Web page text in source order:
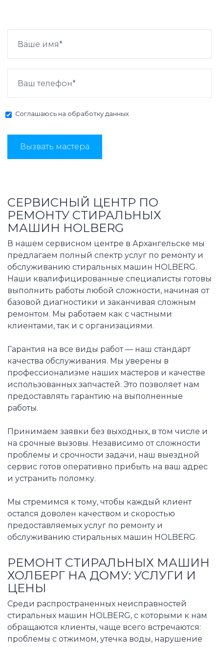
Соглашаюсь на обработку данных
Вызвать мастера
СЕРВИСНЫЙ ЦЕНТР ПО
РЕМОНТУ СТИРАЛЬНЫХ
МАШИН HOLBERG
В нашем сервисном центре в Архангельске мы
предлагаем полный спектр услуг по ремонту и
обслуживанию стиральных машин HOLBERG.
Наши квалифицированные специалисты готовы
выполнить работы любой сложности, начиная от
базовой диагностики и заканчивая сложным
ремонтом. Мы работаем как с частными
клиентами, так и с организациями.
Гарантия на все виды работ — наш стандарт
качества обслуживания. Мы уверены в
профессионализме наших мастеров и качестве
использованных запчастей. Это позволяет нам
предоставлять гарантию на выполненные
работы.
Принимаем заявки без выходных, в том числе и
на срочные вызовы. Независимо от сложности
проблемы и срочности задачи, наш выездной
сервис готов оперативно прибыть на ваш адрес
и устранить поломку.
Мы стремимся к тому, чтобы каждый клиент
остался доволен качеством и скоростью
предоставляемых услуг по ремонту и
обслуживанию стиральных машин HOLBERG.
РЕМОНТ СТИРАЛЬНЫХ МАШИН
ХОЛБЕРГ НА ДОМУ: УСЛУГИ И
ЦЕНЫ
Среди распространенных неисправностей
стиральных машин HOLBERG, с которыми к нам
обращаются клиенты, чаще всего встречаются:
проблемы с отжимом, утечка воды, нарушение